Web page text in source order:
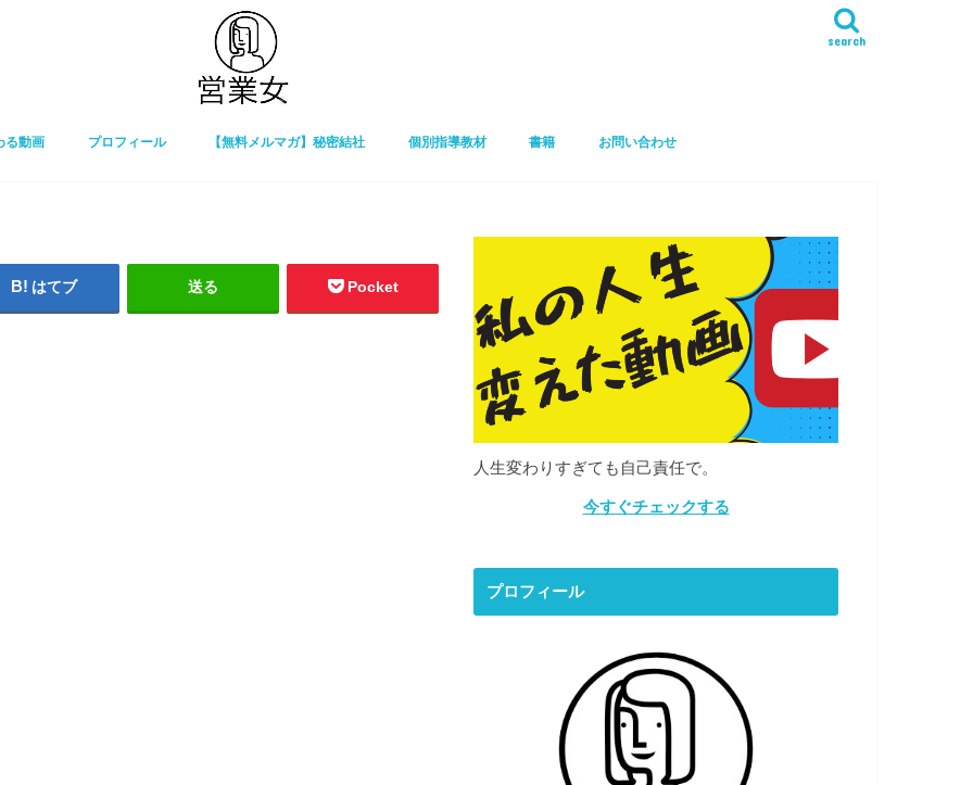
search
る動画 プロフィール 【無料メルマガ】秘密結社 個別指導教材 書籍 お問い合わせ
はてブ 送る Pocket
人生変わりすぎても自己責任で。
今すぐチェックする
プロフィール